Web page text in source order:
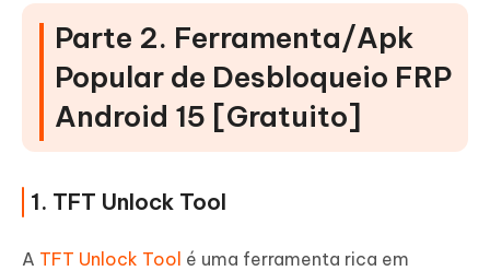
Parte 2. Ferramenta/Apk
Popular de Desbloqueio FRP
Android 15 [Gratuito]
1. TFT Unlock Tool
A TFT Unlock Tool é uma ferramenta rica em